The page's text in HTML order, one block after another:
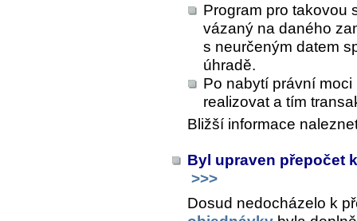
Program pro takovou
vázaný na daného
s neurčeným datem
úhradě.
Po nabytí právní
realizovat a tím
Bližší informace
Byl upraven přepočet
>>>
Dosud nedocházelo k